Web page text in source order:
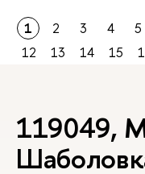
1 2 3 4 5
12
13 14 15
119049,